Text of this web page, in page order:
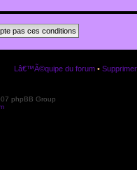
Lâ€™Ã©quipe du forum •
phpBB Group